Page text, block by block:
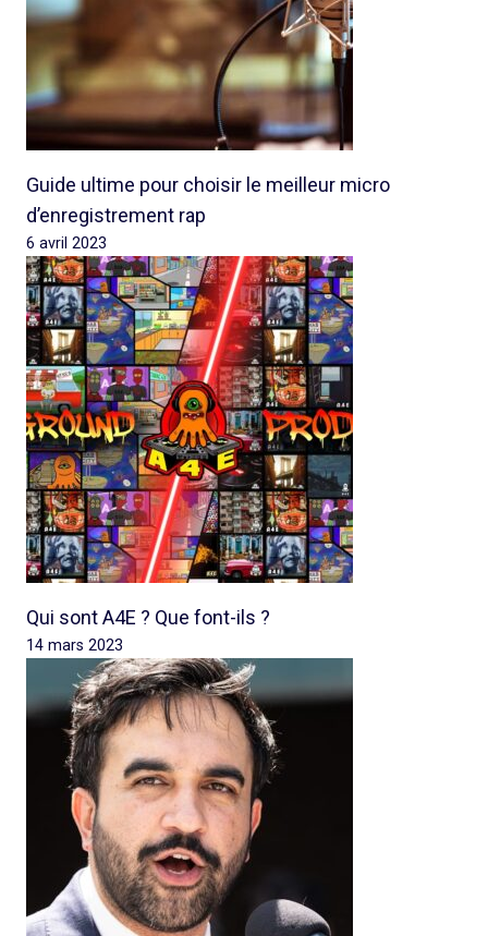
Guide ultime pour choisir le meilleur micro
d’enregistrement rap
6 avril 2023
Qui sont A4E ? Que font-ils ?
14 mars 2023